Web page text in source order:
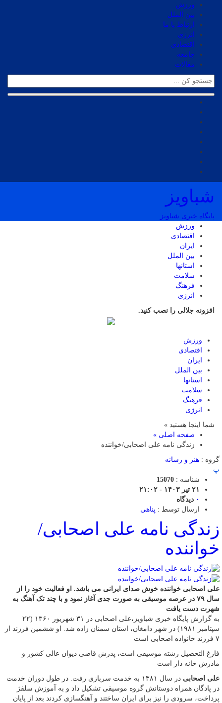
ورزش
بین الملل
ارتباط با ما
انرژی
اقتصادی
جامعه
مقالات
شباویز
پایگاه خبری شباویز
ورزش
اقتصادی
ایران
بین الملل
استانها
سلامت
فرهنگ
انرژی
افزونه جلالی را نصب کنید.
ورزش
اقتصادی
ایران
بین الملل
استانها
سلامت
فرهنگ
انرژی
شما اینجا هستید »
صفحه اصلی »
زندگی نامه علی اصحابی/خواننده
گروه : هنر و رسانه
پ
شناسه : 15070
۲۱ تیر ۱۴۰۳ - ۲۱:۰۲
۰ دیدگاه
ارسال توسط : پناهی
زندگی نامه علی اصحابی/
خواننده
علی اصحابی خواننده خوش صدای ایرانی می باشد. او فعالیت خود را از
سال ۷۹ در عرصه موسیقی به صورت جدی آغاز نمود و با چند تک آهنگ به
شهرت دست یافت
به گزارش پایگاه خبری شباویز،علی اصحابی در ۳۱ شهریور ۱۳۶۰ (۲۲
سپتامبر ۱۹۸۱) در شهر دامغان، استان سمنان زاده شد. او ششمین فرزند از
۷ فرزند خانواده اصحابی است
فارغ التحصیل رشته موسیقی است، پدرش قاضی دیوان عالی کشور و
مادرش خانه دار است
علی اصحابی
در سال ۱۳۸۱ به خدمت سربازی رفت. در طول دوران خدمت
در پادگان همراه دوستانش گروه موسیقی تشکیل داد و به آموزش سلفژ
پرداخت، سرودی را نیز برای ایران ساختند و آهنگسازی کردند بعد از پایان